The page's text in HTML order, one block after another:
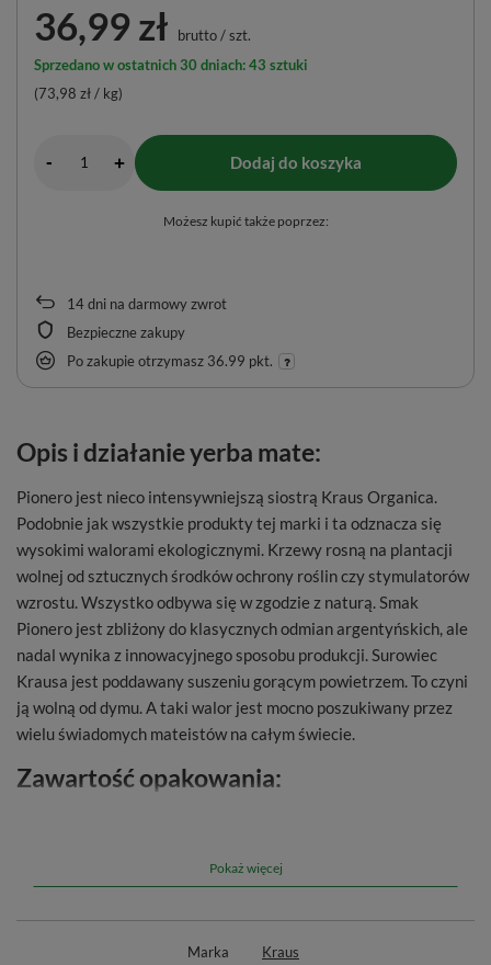
14dni na darmowy zwrot
Bezpieczne zakupy
Po zakupie otrzymasz 36.99 pkt.
36,99 zł brutto/szt.
Sprzedano w ostatnich 30 dniach: 43 sztuki
(73,98 zł / kg)
- + Dodaj do koszyka
Możesz kupić także poprzez:
Opis i działanie yerba mate:
Pionero jest nieco intensywniejszą siostrą Kraus Organica.
Podobnie jak wszystkie produkty tej marki i ta odznacza się
wysokimi walorami ekologicznymi. Krzewy rosną na plantacji
wolnej od sztucznych środków ochrony roślin czy stymulatorów
wzrostu. Wszystko odbywa się w zgodzie z naturą. Smak
Pionero jest zbliżony do klasycznych odmian argentyńskich, ale
nadal wynika z innowacyjnego sposobu produkcji. Surowiec
Krausa jest poddawany suszeniu gorącym powietrzem. To czyni
ją wolną od dymu. A taki walor jest mocno poszukiwany przez
wielu świadomych mateistów na całym świecie.
Zawartość opakowania:
Smak i aromat yerba mate:
Pokaż więcej
Marka
Kraus